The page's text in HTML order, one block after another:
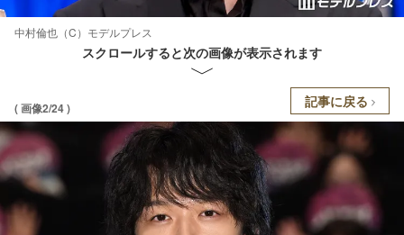
中村倫也（C）モデルプレス
スクロールすると次の画像が表示されます
( 画像2/24 ) 記事に戻る